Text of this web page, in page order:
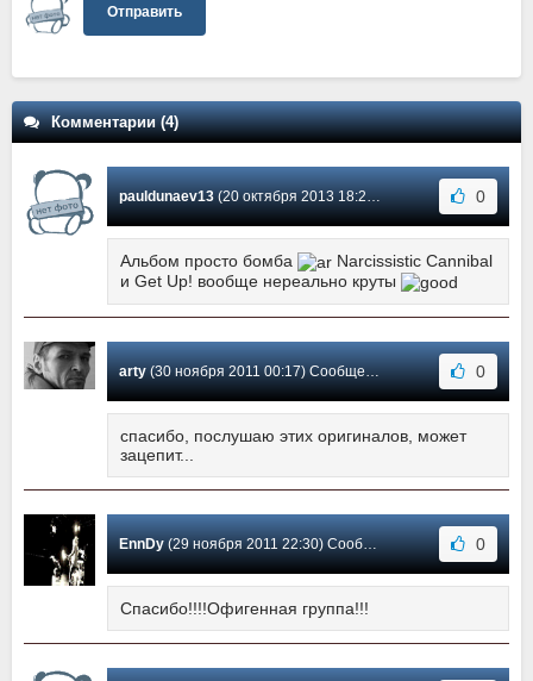
Отправить
Комментарии (4)
pauldunaev13(20 октября 2013 18:26) Сообщение #4 0
Альбом просто бомба
Narcissistic Cannibal
и Get Up! вообще нереально круты
arty(30 ноября 2011 00:17) Сообщение #3 0
спасибо, послушаю этих оригиналов, может
зацепит...
EnnDy(29 ноября 2011 22:30) Сообщение #2 0
Спасибо!!!!Офигенная группа!!!